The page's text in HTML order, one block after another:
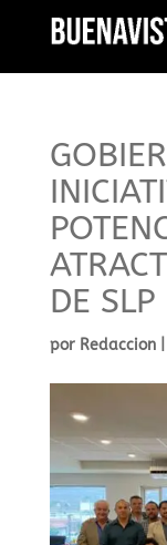
DE SLP
por Redaccion|